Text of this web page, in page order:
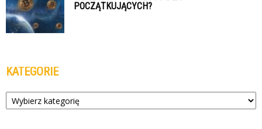
POCZĄTKUJĄCYCH?
KATEGORIE
Kategorie